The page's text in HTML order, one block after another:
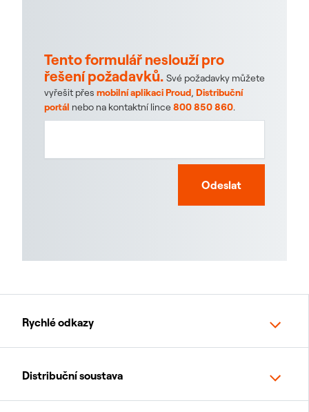
Tento formulář neslouží pro
řešení požadavků. Své požadavky můžete
vyřešit přes mobilní aplikaci Proud, Distribuční
portál nebo na kontaktní lince800 850 860.
Odeslat
Rychlé odkazy
Distribuční soustava